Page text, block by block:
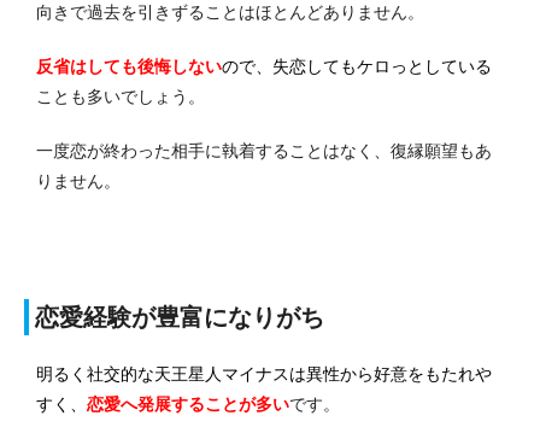
向きで過去を引きずることはほとんどありません。
反省はしても後悔しないので、失恋してもケロっとしている
ことも多いでしょう。
一度恋が終わった相手に執着することはなく、復縁願望もあ
りません。
恋愛経験が豊富になりがち
明るく社交的な天王星人マイナスは異性から好意をもたれや
すく、 恋愛へ発展することが多いです。